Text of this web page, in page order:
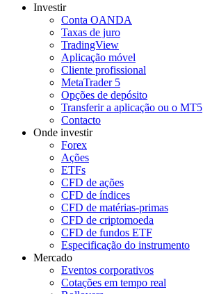
Investir
Conta OANDA
Taxas de juro
TradingView
Aplicação móvel
Cliente profissional
MetaTrader 5
Opções de depósito
Transferir a aplicação ou o MT5
Contacto
Onde investir
Forex
Ações
ETFs
CFD de ações
CFD de índices
CFD de matérias-primas
CFD de criptomoeda
CFD de fundos ETF
Especificação do instrumento
Mercado
Eventos corporativos
Cotações em tempo real